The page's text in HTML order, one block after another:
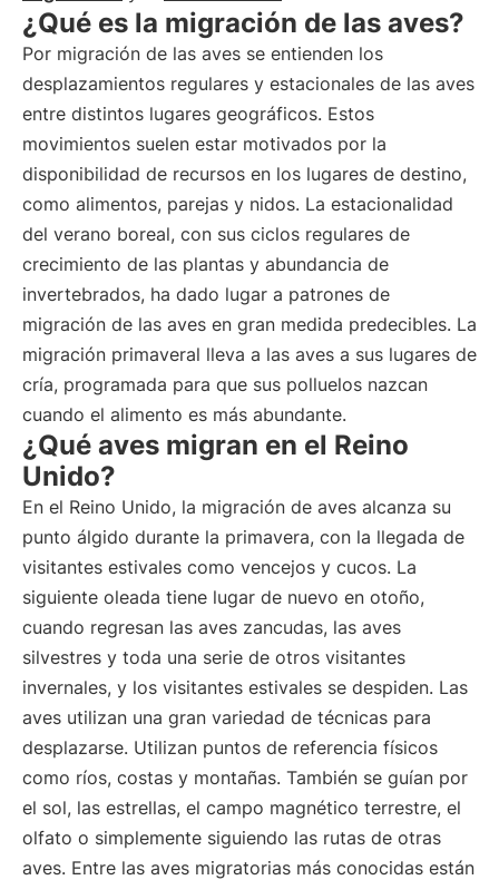
¿Qué es la migración de las aves?
Por migración de las aves se entienden los
desplazamientos regulares y estacionales de las aves
entre distintos lugares geográficos. Estos
movimientos suelen estar motivados por la
disponibilidad de recursos en los lugares de destino,
como alimentos, parejas y nidos. La estacionalidad
del verano boreal, con sus ciclos regulares de
crecimiento de las plantas y abundancia de
invertebrados, ha dado lugar a patrones de
migración de las aves en gran medida predecibles. La
migración primaveral lleva a las aves a sus lugares de
cría, programada para que sus polluelos nazcan
cuando el alimento es más abundante.
¿Qué aves migran en el Reino
Unido?
En el Reino Unido, la migración de aves alcanza su
punto álgido durante la primavera, con la llegada de
visitantes estivales como vencejos y cucos. La
siguiente oleada tiene lugar de nuevo en otoño,
cuando regresan las aves zancudas, las aves
silvestres y toda una serie de otros visitantes
invernales, y los visitantes estivales se despiden. Las
aves utilizan una gran variedad de técnicas para
desplazarse. Utilizan puntos de referencia físicos
como ríos, costas y montañas. También se guían por
el sol, las estrellas, el campo magnético terrestre, el
olfato o simplemente siguiendo las rutas de otras
aves. Entre las aves migratorias más conocidas están